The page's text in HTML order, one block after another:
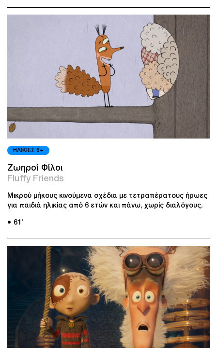
ΗΛΙΚΙΕΣ 6+
Ζωηροί Φίλοι
Fluffy Friends
Μικρού μήκους κινούμενα σχέδια με τετραπέρατους ήρωες
για παιδιά ηλικίας από 6 ετών και πάνω, χωρίς διαλόγους.
● 61'